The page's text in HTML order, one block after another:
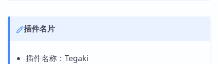
插件名片
插件名称：Tegaki